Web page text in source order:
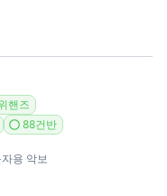
핸즈
88건반
용 악보